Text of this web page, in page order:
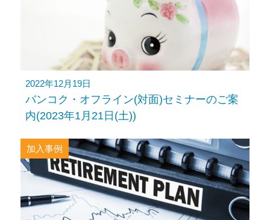
2022年12月19日
バンコク・オフライン(対面)セミナーのご案
内(2023年1月21日(土))
加入事例